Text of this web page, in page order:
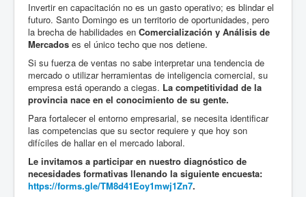
Invertir en capacitación no es un gasto operativo; es blindar el
futuro. Santo Domingo es un territorio de oportunidades, pero
la brecha de habilidades en Comercialización y Análisis de
Mercados es el único techo que nos detiene.
Si su fuerza de ventas no sabe interpretar una tendencia de
mercado o utilizar herramientas de inteligencia comercial, su
empresa está operando a ciegas. La competitividad de la
provincia nace en el conocimiento de su gente.
Para fortalecer el entorno empresarial, se necesita identificar
las competencias que su sector requiere y que hoy son
difíciles de hallar en el mercado laboral.
Le invitamos a participar en nuestro diagnóstico de
necesidades formativas llenando la siguiente encuesta:
https://forms.gle/TM8d41Eoy1mwj1Zn7.